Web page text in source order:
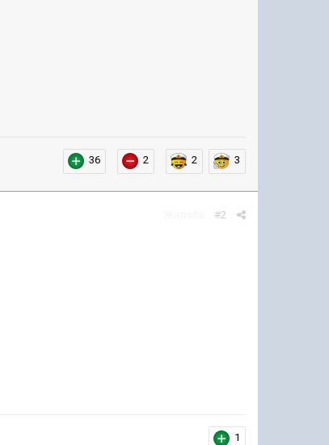
36 2 2 3
#2
1